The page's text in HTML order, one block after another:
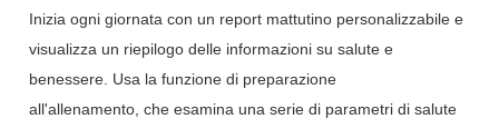
Inizia ogni giornata con un report mattutino personalizzabile e
visualizza un riepilogo delle informazioni su salute e
benessere. Usa la funzione di preparazione
all'allenamento, che esamina una serie di parametri di salute